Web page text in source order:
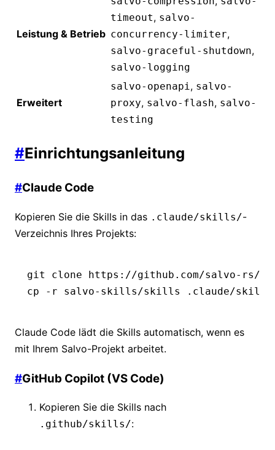
Leistung & Betrieb
timeout, salvo-
concurrency-limiter,
salvo-graceful-shutdown,
salvo-logging
Erweitert
salvo-openapi , salvo-
proxy, salvo-flash, salvo-
testing
#Einrichtungsanleitung
#Claude Code
Kopieren Sie die Skills in das .claude/skills/-
Verzeichnis Ihres Projekts:
git clone https://github.com/salvo-rs/
cp -r salvo-skills/skills .claude/
Claude Code lädt die Skills automatisch, wenn es
mit Ihrem Salvo-Projekt arbeitet.
#GitHub Copilot (VS Code)
Kopieren Sie die Skills nach
.github/skills/: